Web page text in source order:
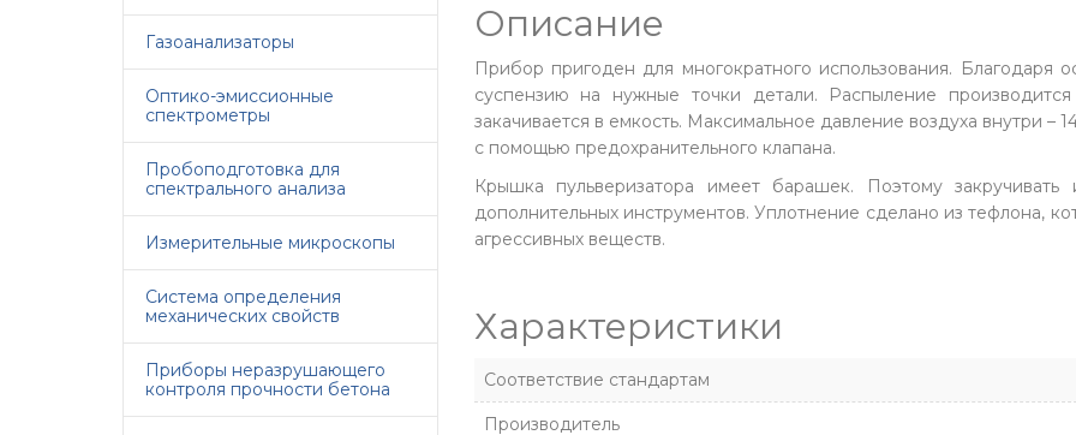
Газоанализаторы
Оптико-эмиссионные
спектрометры
Пробоподготовка для
спектрального анализа
Измерительные микроскопы
Система определения
механических свойств
Приборы неразрушающего
контроля прочности бетона
Описание
Прибор пригоден для многократного использования. Благодаря
суспензию на нужные точки детали. Распыление
закачивается в емкость. Максимальное давление воздуха внутри
с помощью предохранительного клапана.
Крышка пульверизатора имеет барашек. Поэтому
дополнительных инструментов. Уплотнение сделано из тефлона,
агрессивных веществ.
Характеристики
Соответствие стандартам
Производитель